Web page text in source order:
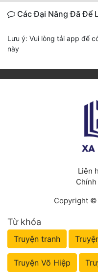
Các Đại Năng Đã Để
Lưu ý: Vui lòng tải app để
này
Liên
Copyright ©
Từ khóa
Truyện tranh
Truyện Võ Hiệp